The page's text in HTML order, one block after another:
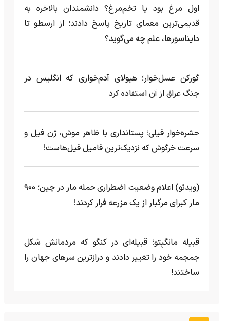
اول مرغ بود یا تخم‌مرغ؟ دانشمندان بالاخره به
قدیمی‌ترین معمای تاریخ پاسخ دادند؛ از ارسطو تا
دایناسورها، علم چه می‌گوید؟
گورکن عسل‌خوار؛ هیولای آدم‌خواری که انگلیس در
جنگ عراق از آن استفاده کرد
حشره‌خوار فیلی؛ پستانداری با ظاهر موش، ژن فیل و
سرعت خرگوش که نزدیک‌ترین فامیل فیل‌هاست!
(ویدئو) اعلام وضعیت اضطراری حمله مار‌ در چین؛ ۹۰۰
مار کبرای مرگبار از یک مزرعه‌ فرار کردند!
قبیله مانگبِتو؛ قبیله‌ای در کنگو که مردمانش شکل
جمجمه خود را تغییر دادند و درازترین سرهای جهان را
ساختند!